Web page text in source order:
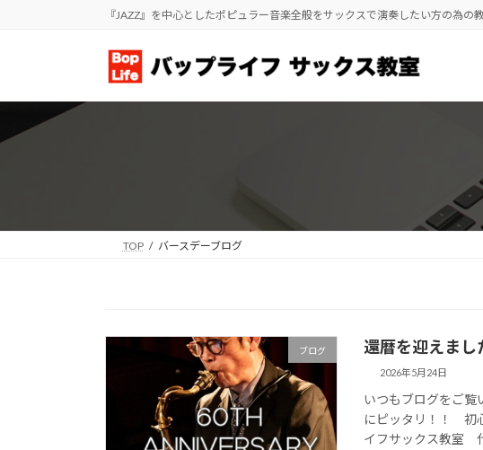
ス
ン
『JAZZ』を中心としたポピュラー音楽全般をサックスで演奏したい方の為の教
TOP バースデーブログ
ブログ 還暦を迎えまし
2026年5月24日
いつもブログをご覧
にピッタリ！！ 初
イフサックス教室